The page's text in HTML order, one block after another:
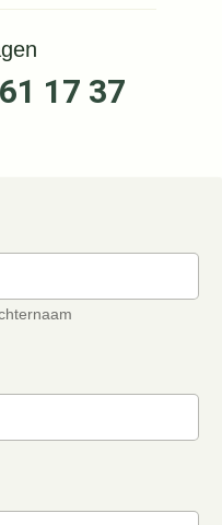
17 37